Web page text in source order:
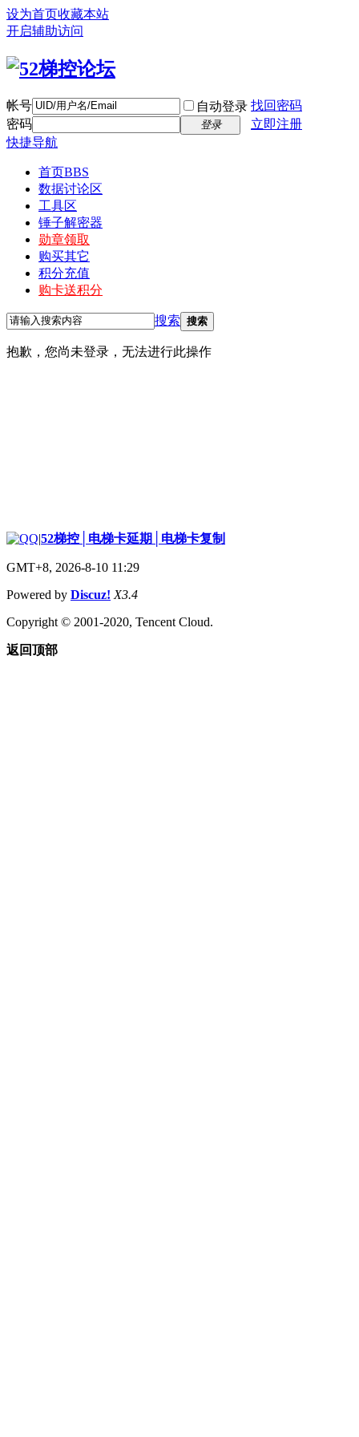
设为首页收藏本站
开启辅助访问
帐号 自动登录 找回密码
密码
登录
立即注册
快捷导航
首页BBS
数据讨论区
工具区
锤子解密器
勋章领取
购买其它
积分充值
购卡送积分
搜索 搜索
抱歉，您尚未登录，无法进行此操作
|52梯控│电梯卡延期│电梯卡复制
GMT+8, 2026-8-10 11:29
Powered by Discuz! X3.4
Copyright © 2001-2020, Tencent Cloud.
返回顶部